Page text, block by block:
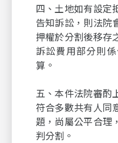
四、土地如有設定
告知訴訟，則法院
押權於分割後移存
訴訟費用部分則
算。
五、本件法院審酌
符合多數共有人同
題，尚屬公平合理
判分割。